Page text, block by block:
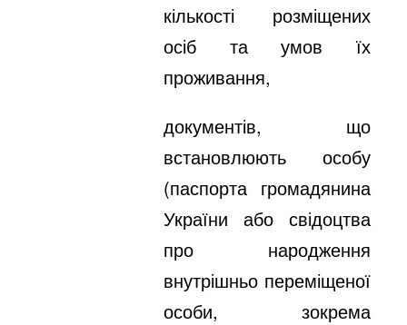
кількості розміщених
осіб та умов їх
проживання,
документів, що
встановлюють особу
(паспорта громадянина
України або свідоцтва
про народження
внутрішньо переміщеної
особи, зокрема